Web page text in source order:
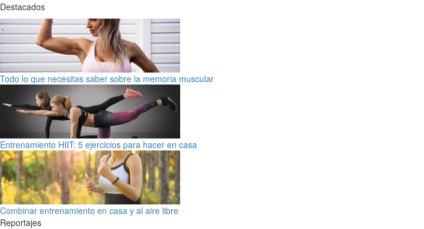
Destacados
Todo lo que necesitas saber sobre la memoria muscular
Entrenamiento HIIT: 5 ejercicios para hacer en casa
Combinar entrenamiento en casa y al aire libre
Reportajes